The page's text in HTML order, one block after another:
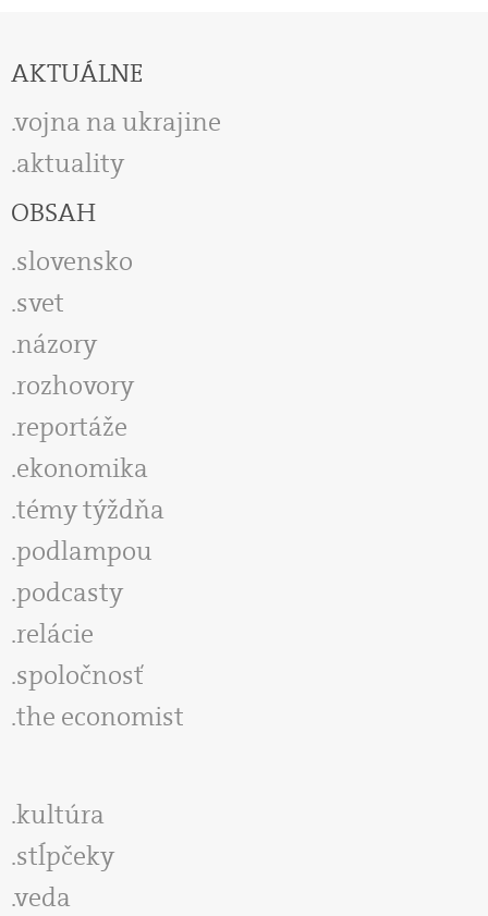
AKTUÁLNE
vojna na ukrajine
aktuality
OBSAH
slovensko
svet
názory
rozhovory
reportáže
ekonomika
témy týždňa
podlampou
podcasty
relácie
spoločnosť
the economist
kultúra
stĺpčeky
veda